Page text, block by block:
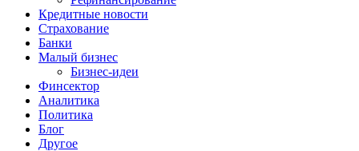
Кредитные новости
Страхование
Банки
Малый бизнес
Бизнес-идеи
Финсектор
Аналитика
Политика
Блог
Другое